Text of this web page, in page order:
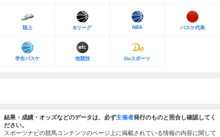
陸上 Bリーグ NBA バスケ代表
学生バスケ 他競技 Doスポーツ
結果・成績・オッズなどのデータは、必ず主催者発行のものと照合し確認してく
ださい。
スポーツナビの競馬コンテンツのページ上に掲載されている情報の内容に関して